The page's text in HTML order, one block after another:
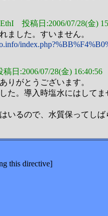
投稿日:2006/07/28(金)
ました。すいません。
日:2006/07/28(金) 16:40:56
りがとうございます。
た。導入時塩水にはして
いるので、水質保ってし
this directive]